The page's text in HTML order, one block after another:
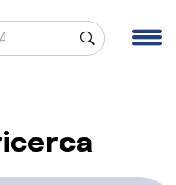
globale
Cerca